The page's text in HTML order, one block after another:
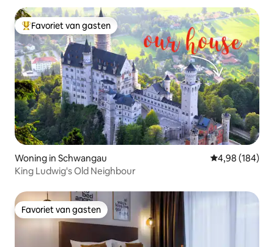
Topfavoriet van gasten
Favoriet van gasten
Woning in Schwangau Gemiddelde
4,98 (184)
King Ludwig's Old Neighbour
Favoriet van gasten
Favoriet van gasten